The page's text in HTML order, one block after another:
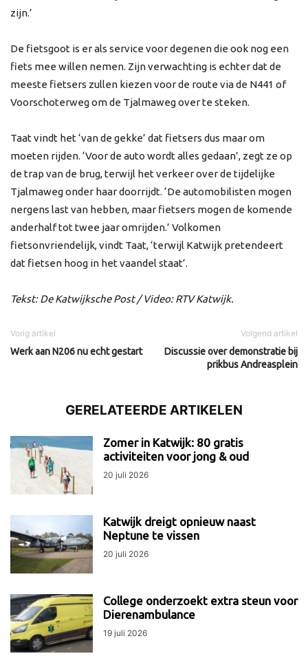
zijn.’
De fietsgoot is er als service voor degenen die ook nog een
fiets mee willen nemen. Zijn verwachting is echter dat de
meeste fietsers zullen kiezen voor de route via de N441 of
Voorschoterweg om de Tjalmaweg over te steken.
Taat vindt het ‘van de gekke’ dat fietsers dus maar om
moeten rijden. ‘Voor de auto wordt alles gedaan’, zegt ze op
de trap van de brug, terwijl het verkeer over de tijdelijke
Tjalmaweg onder haar doorrijdt. ‘De automobilisten mogen
nergens last van hebben, maar fietsers mogen de komende
anderhalf tot twee jaar omrijden.’ Volkomen
fietsonvriendelijk, vindt Taat, ‘terwijl Katwijk pretendeert
dat fietsen hoog in het vaandel staat’.
Tekst: De Katwijksche Post / Video: RTV Katwijk.
Vorig artikel
Werk aan N206 nu echt gestart
Volgend artikel
Discussie over demonstratie bij
prikbus Andreasplein
GERELATEERDE ARTIKELEN
Zomer in Katwijk: 80 gratis
activiteiten voor jong & oud
20 juli 2026
Katwijk dreigt opnieuw naast
Neptune te vissen
20 juli 2026
College onderzoekt extra steun voor
Dierenambulance
19 juli 2026